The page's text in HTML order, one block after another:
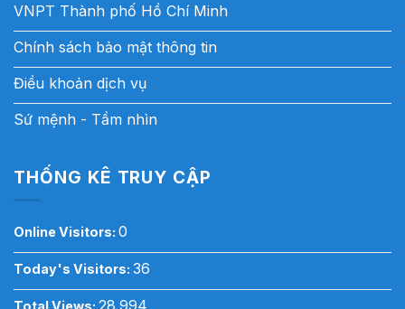
VNPT Thành phố Hồ Chí Minh
Chính sách bảo mật thông tin
Điều khoản dịch vụ
Sứ mệnh - Tầm nhìn
THỐNG KÊ TRUY CẬP
Online Visitors: 0
Today's Visitors: 36
Total Views: 28.994